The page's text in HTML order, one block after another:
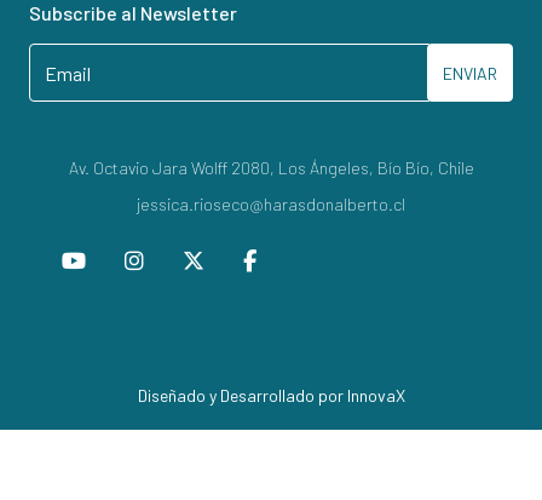
Subscribe al Newsletter
ENVIAR
Av. Octavio Jara Wolff 2080, Los Ángeles, Bío Bío, Chile
jessica.rioseco@harasdonalberto.cl
Diseñado y Desarrollado por InnovaX